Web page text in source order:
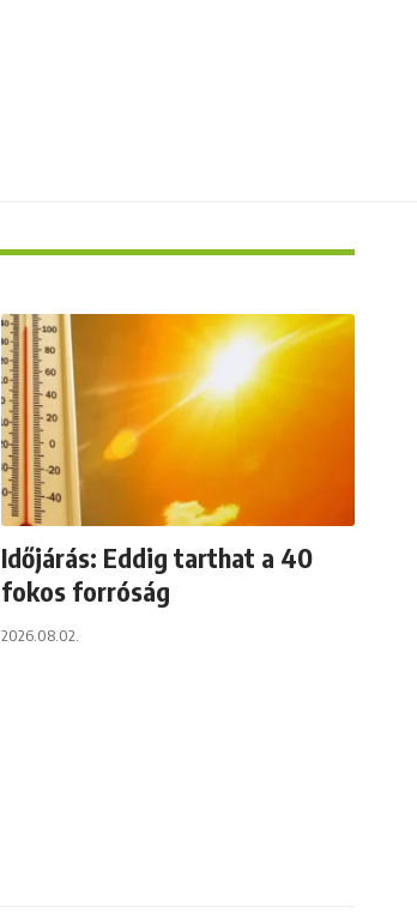
Időjárás: Eddig tarthat a 40
fokos forróság
2026.08.02.